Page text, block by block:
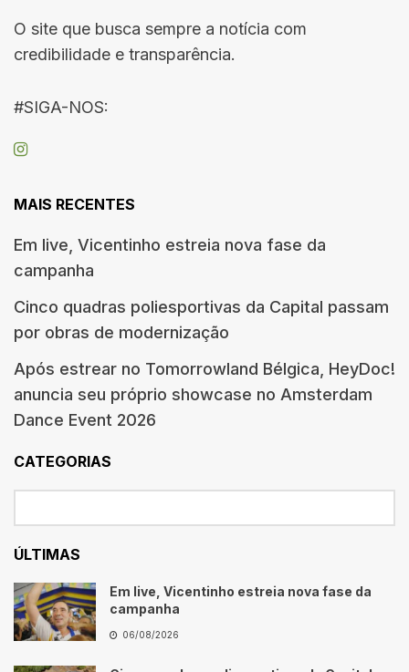
O site que busca sempre a notícia com
credibilidade e transparência.
#SIGA-NOS:
MAIS RECENTES
Em live, Vicentinho estreia nova fase da
campanha
Cinco quadras poliesportivas da Capital passam
por obras de modernização
Após estrear no Tomorrowland Bélgica, HeyDoc!
anuncia seu próprio showcase no Amsterdam
Dance Event 2026
CATEGORIAS
ÚLTIMAS
Em live, Vicentinho estreia nova fase da
campanha
06/08/2026